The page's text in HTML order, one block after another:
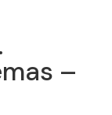
–